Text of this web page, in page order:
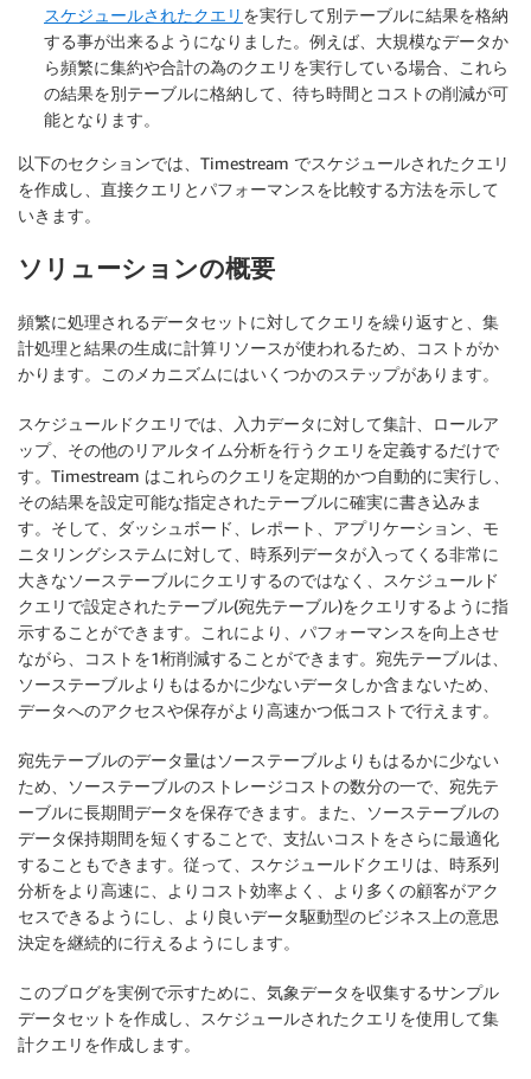
スケジュールされたクエリ を実行して別テーブルに結果を格納
する事が出来るようになりました。例えば、大規模なデータか
ら頻繁に集約や合計の為のクエリを実行している場合、これら
の結果を別テーブルに格納して、待ち時間とコストの削減が可
能となります。
以下のセクションでは、Timestream でスケジュールされたクエリ
を作成し、直接クエリとパフォーマンスを比較する方法を示して
いきます。
ソリューションの概要
頻繁に処理されるデータセットに対してクエリを繰り返すと、集
計処理と結果の生成に計算リソースが使われるため、コストがか
かります。このメカニズムにはいくつかのステップがあります。
スケジュールドクエリでは、入力データに対して集計、ロールア
ップ、その他のリアルタイム分析を行うクエリを定義するだけで
す。Timestream はこれらのクエリを定期的かつ自動的に実行し、
その結果を設定可能な指定されたテーブルに確実に書き込みま
す。そして、ダッシュボード、レポート、アプリケーション、モ
ニタリングシステムに対して、時系列データが入ってくる非常に
大きなソーステーブルにクエリするのではなく、スケジュールド
クエリで設定されたテーブル(宛先テーブル)をクエリするように指
示することができます。これにより、パフォーマンスを向上させ
ながら、コストを1桁削減することができます。宛先テーブルは、
ソーステーブルよりもはるかに少ないデータしか含まないため、
データへのアクセスや保存がより高速かつ低コストで行えます。
宛先テーブルのデータ量はソーステーブルよりもはるかに少ない
ため、ソーステーブルのストレージコストの数分の一で、宛先テ
ーブルに長期間データを保存できます。また、ソーステーブルの
データ保持期間を短くすることで、支払いコストをさらに最適化
することもできます。従って、スケジュールドクエリは、時系列
分析をより高速に、よりコスト効率よく、より多くの顧客がアク
セスできるようにし、より良いデータ駆動型のビジネス上の意思
決定を継続的に行えるようにします。
このブログを実例で示すために、気象データを収集するサンプル
データセットを作成し、スケジュールされたクエリを使用して集
計クエリを作成します。